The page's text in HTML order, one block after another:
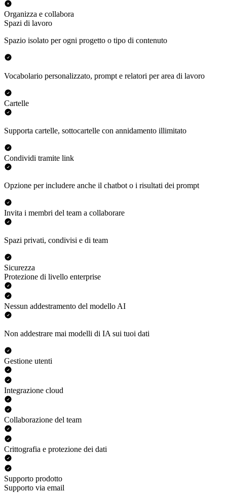
Organizza e collabora
Spazi di lavoro
Spazio isolato per ogni progetto o tipo di contenuto
Vocabolario personalizzato, prompt e relatori per area di lavoro
Cartelle
Supporta cartelle, sottocartelle con annidamento illimitato
Condividi tramite link
Opzione per includere anche il chatbot o i risultati dei prompt
Invita i membri del team a collaborare
Spazi privati, condivisi e di team
Sicurezza
Protezione di livello enterprise
Nessun addestramento del modello AI
Non addestrare mai modelli di IA sui tuoi dati
Gestione utenti
Integrazione cloud
Collaborazione del team
Crittografia e protezione dei dati
Supporto prodotto
Supporto via email